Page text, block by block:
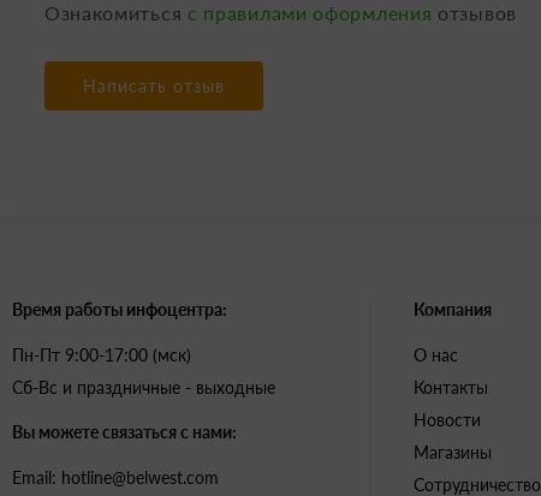
Ознакомиться с правилами оформления отзывов
Написать отзыв
Время работы инфоцентра:
Пн-Пт 9:00-17:00 (мск)
Сб-Вс и праздничные - выходные
Вы можете связаться с нами:
Email: hotline@belwest.com
Компания
О нас
Контакты
Новости
Магазины
Сотрудничество